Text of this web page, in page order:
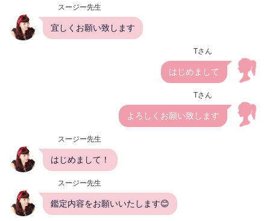
スージー先生
宜しくお願い致します
Tさん
はじめまして
Tさん
よろしくお願い致します
スージー先生
はじめまして！
スージー先生
鑑定内容をお願いいたします😊